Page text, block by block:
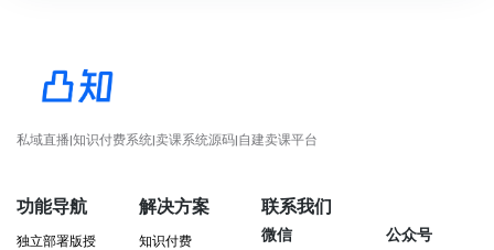
私域直播|知识付费系统|卖课系统源码|自建卖课平台
功能导航
独立部署版授
解决方案
知识付费
联系我们
微信 公众号